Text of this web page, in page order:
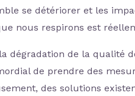
se détériorer et les
nous respirons est
dégradation de la qualité
de prendre des
des solutions